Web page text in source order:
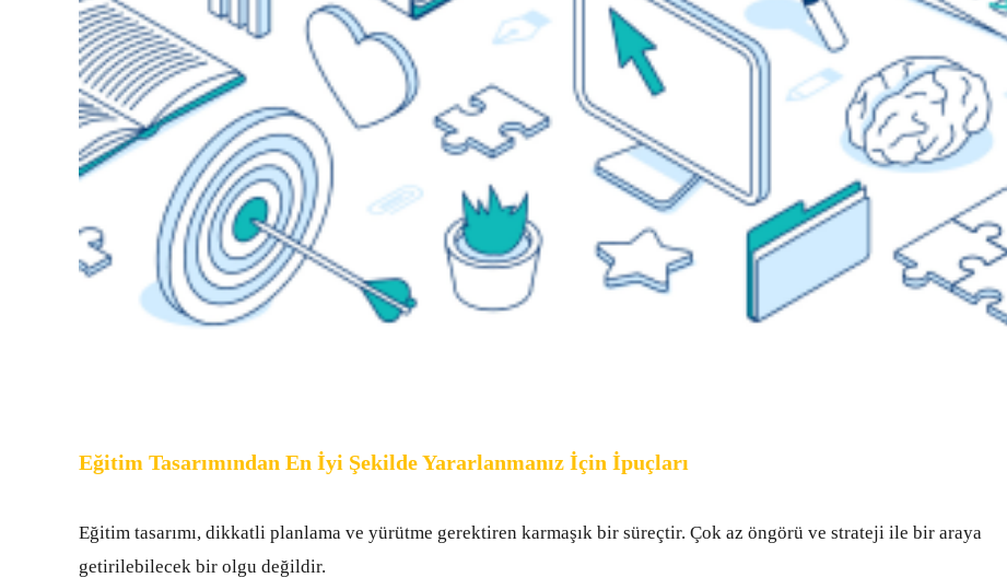
Eğitim Tasarımından En İyi Şekilde Yararlanmanız İçin İpuçları
Eğitim Tasarımından En İyi Şekilde Yararlanmanız İçin İpuçları
Eğitim tasarımı, dikkatli planlama ve yürütme gerektiren karmaşık bir süreçtir. Çok az öngörü ve strateji ile bir araya
getirilebilecek bir olgu değildir.